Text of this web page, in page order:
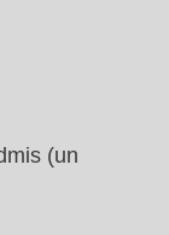
(un